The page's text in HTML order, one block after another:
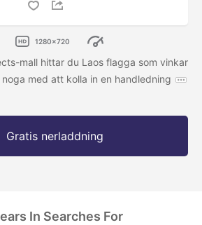
1280x720
mall hittar du Laos flagga som vinkar
med att kolla in en handledning
Gratis nerladdning
In Searches For